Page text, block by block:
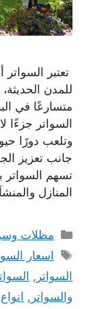
تعتبر السواتر
للمدن
متسارعًا في
السواتر جزءًا
وتلعب دورًا
جانب تعزيز
تسهم السواتر
المنازل
التصنيفات
مظلات
الوسوم
اسعار
السواتر ,
والسواتر ,